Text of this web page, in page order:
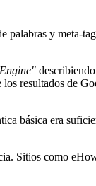
palabras y meta-
resultados de
básica era
Sitios como